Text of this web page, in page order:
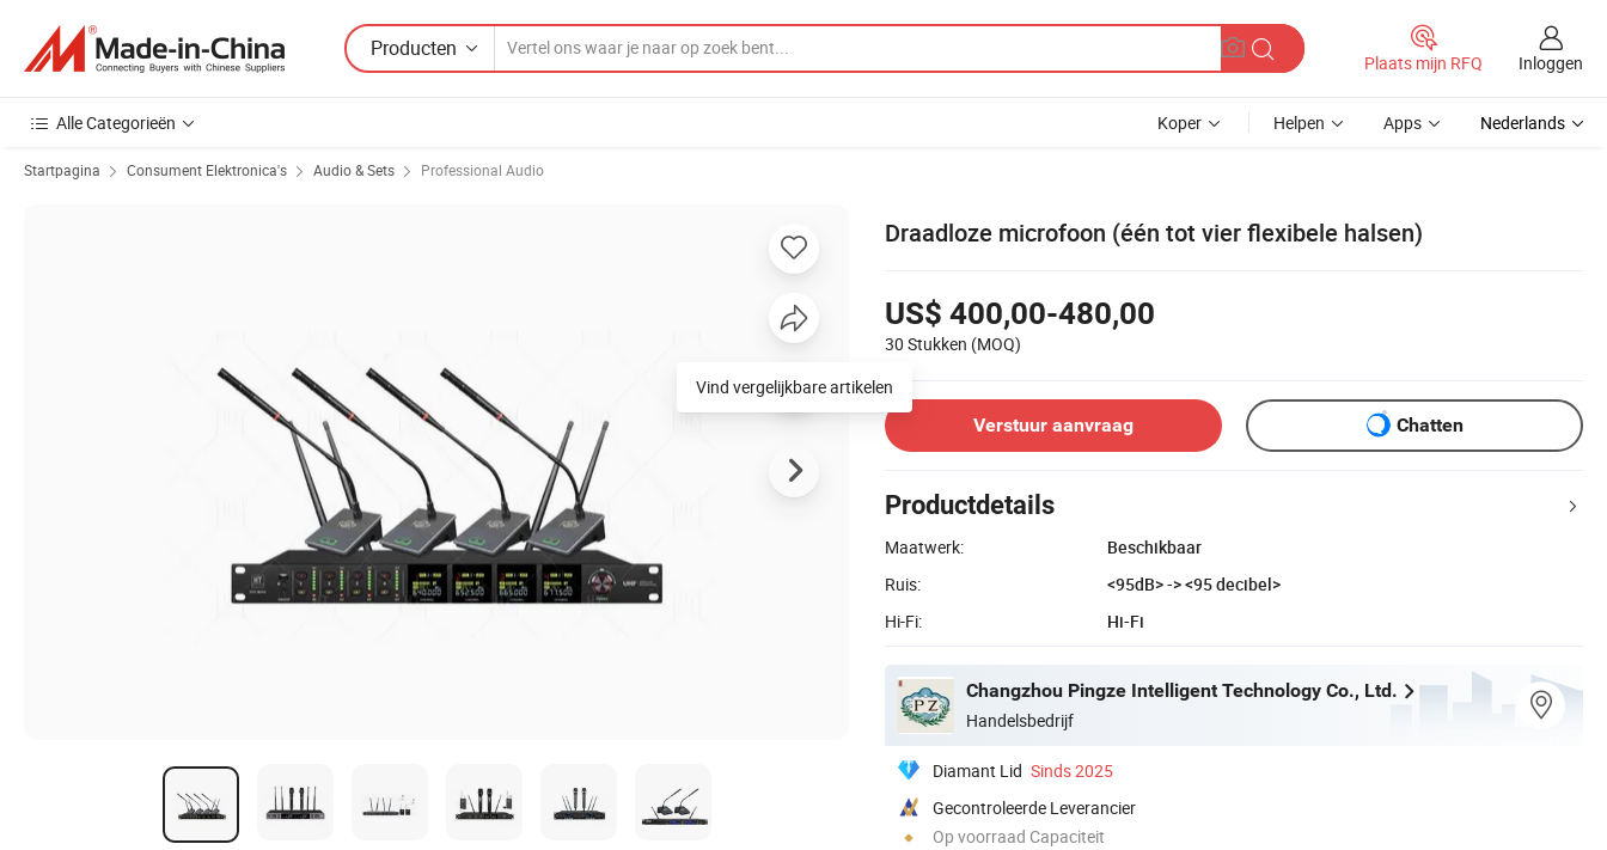
Producten
Plaats mijn RFQ Inloggen
Alle Categorieën Koper Helpen Apps Nederlands
Startpagina Consument Elektronica's Audio & Sets Professional Audio
Draadloze microfoon (één tot vier flexibele halsen)
US$ 400,00-480,00
30 Stukken (MOQ)
Verstuur aanvraag Chatten
Productdetails
Maatwerk:
Beschikbaar
Ruis:
<95dB> -> <95 decibel>
Hi-Fi:
Hi-Fi
Changzhou Pingze Intelligent Technology Co., Ltd.
Handelsbedrijf
Diamant Lid Sinds 2025
Gecontroleerde Leverancier
Op voorraad Capaciteit